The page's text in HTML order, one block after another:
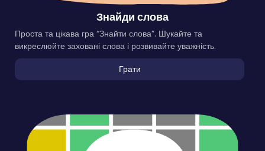
Знайди слова
Проста та цікава гра “Знайти слова”. Шукайте та
викреслюйте заховані слова і розвивайте уважність.
Грати